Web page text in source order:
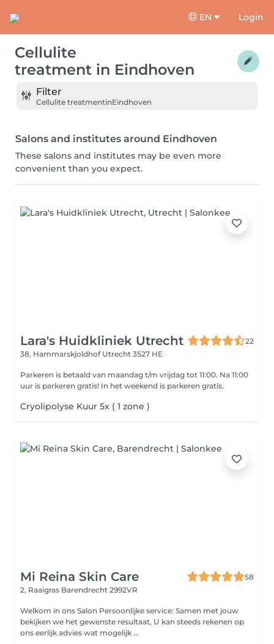
EN Login
Cellulite
treatment in Eindhoven
Filter
Cellulite treatmentinEindhoven
Salons and institutes around Eindhoven
These salons and institutes may be even more
convenient than you expect.
Lara's Huidkliniek Utrecht
22
38, Hammarskjoldhof Utrecht 3527 HE
Parkeren is betaald van maandag t/m vrijdag tot 11:00. Na 11:00
uur is parkeren gratis! In het weekend is parkeren gratis.
Cryolipolyse Kuur 5x ( 1 zone )
Mi Reina Skin Care
58
2, Raaigras Barendrecht 2992VR
Welkom in ons Salon Persoonlijke service: Samen met jouw
bekijken we het gewenste resultaat, U kan steeds rekenen op
ons eerlijk advies wat mogelijk ...